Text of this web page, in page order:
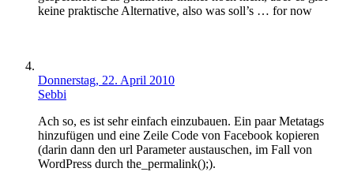
keine praktische Alternative, also was soll’s … for now
Donnerstag, 22. April 2010
Sebbi
Ach so, es ist sehr einfach einzubauen. Ein paar Metatags
hinzufügen und eine Zeile Code von Facebook kopieren
(darin dann den url Parameter austauschen, im Fall von
WordPress durch the_permalink();).